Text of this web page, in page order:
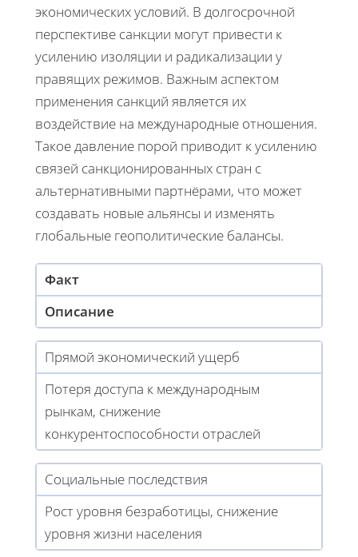
экономических условий. В долгосрочной
перспективе санкции могут привести к
усилению изоляции и радикализации у
правящих режимов. Важным аспектом
применения санкций является их
воздействие на международные отношения.
Такое давление порой приводит к усилению
связей санкционированных стран с
альтернативными партнёрами, что может
создавать новые альянсы и изменять
глобальные геополитические балансы.
Факт
Описание
Прямой экономический ущерб
Потеря доступа к международным
рынкам, снижение
конкурентоспособности отраслей
Социальные последствия
Рост уровня безработицы, снижение
уровня жизни населения